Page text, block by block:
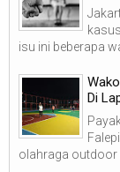
isu ini beberapa
Di
olahraga outdoor